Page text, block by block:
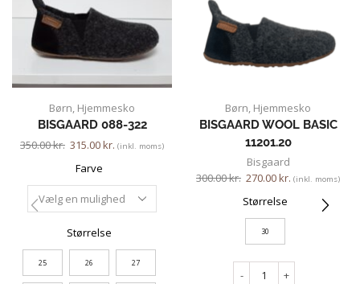
Børn Hjemmesko
BISGAARD 088-322
350.00kr. 315.00kr. (inkl. moms)
Farve
Størrelse
25 26 27
Børn Hjemmesko
BISGAARD WOOL BASIC
11201.20
Bisgaard
300.00kr. 270.00kr. (inkl. moms)
Størrelse
30
- +